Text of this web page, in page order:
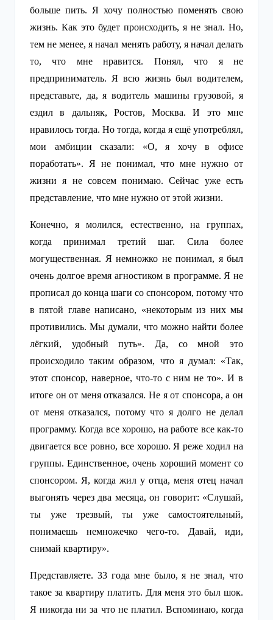
больше пить. Я хочу полностью поменять свою
жизнь. Как это будет происходить, я не знал. Но,
тем не менее, я начал менять работу, я начал делать
то, что мне нравится. Понял, что я не
предприниматель. Я всю жизнь был водителем,
представьте, да, я водитель машины грузовой, я
ездил в дальняк, Ростов, Москва. И это мне
нравилось тогда. Но тогда, когда я ещё употреблял,
мои амбиции сказали: «О, я хочу в офисе
поработать». Я не понимал, что мне нужно от
жизни я не совсем понимаю. Сейчас уже есть
представление, что мне нужно от этой жизни.
Конечно, я молился, естественно, на группах,
когда принимал третий шаг. Сила более
могущественная. Я немножко не понимал, я был
очень долгое время агностиком в программе. Я не
прописал до конца шаги со спонсором, потому что
в пятой главе написано, «некоторым из них мы
противились. Мы думали, что можно найти более
лёгкий, удобный путь». Да, со мной это
происходило таким образом, что я думал: «Так,
этот спонсор, наверное, что-то с ним не то». И в
итоге он от меня отказался. Не я от спонсора, а он
от меня отказался, потому что я долго не делал
программу. Когда все хорошо, на работе все как-то
двигается все ровно, все хорошо. Я реже ходил на
группы. Единственное, очень хороший момент со
спонсором. Я, когда жил у отца, меня отец начал
выгонять через два месяца, он говорит: «Слушай,
ты уже трезвый, ты уже самостоятельный,
понимаешь немножечко чего-то. Давай, иди,
снимай квартиру».
Представляете. 33 года мне было, я не знал, что
такое за квартиру платить. Для меня это был шок.
Я никогда ни за что не платил. Вспоминаю, когда